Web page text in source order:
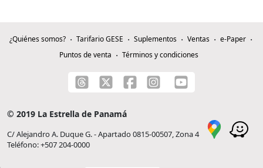
¿Quiénes somos? Tarifario GESE Suplementos Ventas
e-Paper
Puntos de venta
Términos y condiciones
© 2019 La Estrella de Panamá
C/ Alejandro A. Duque G. - Apartado 0815-00507, Zona 4
Teléfono: +507 204-0000